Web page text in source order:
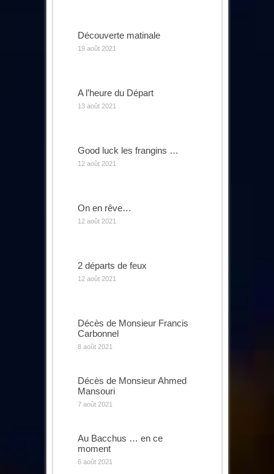
Découverte matinale
19 août 2021
A l’heure du Départ
13 août 2021
Good luck les frangins …
12 août 2021
On en rêve…
12 août 2021
2 départs de feux
12 août 2021
Décès de Monsieur Francis
Carbonnel
8 août 2021
Décès de Monsieur Ahmed
Mansouri
7 août 2021
Au Bacchus … en ce
moment
6 août 2021